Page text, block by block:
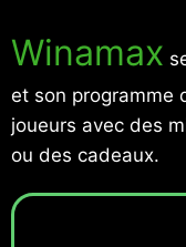
Winamax
et son programme
joueurs avec des
ou des cadeaux.